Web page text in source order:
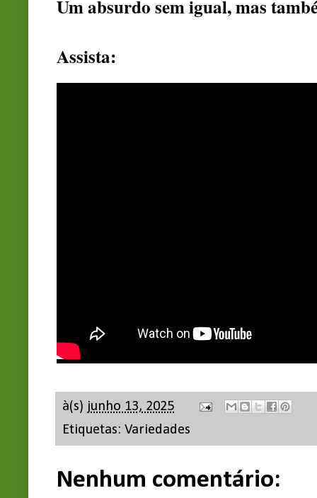
Um absurdo sem igual, mas
Assista:
à(s) junho 13, 2025
Etiquetas: Variedades
Nenhum comentário: